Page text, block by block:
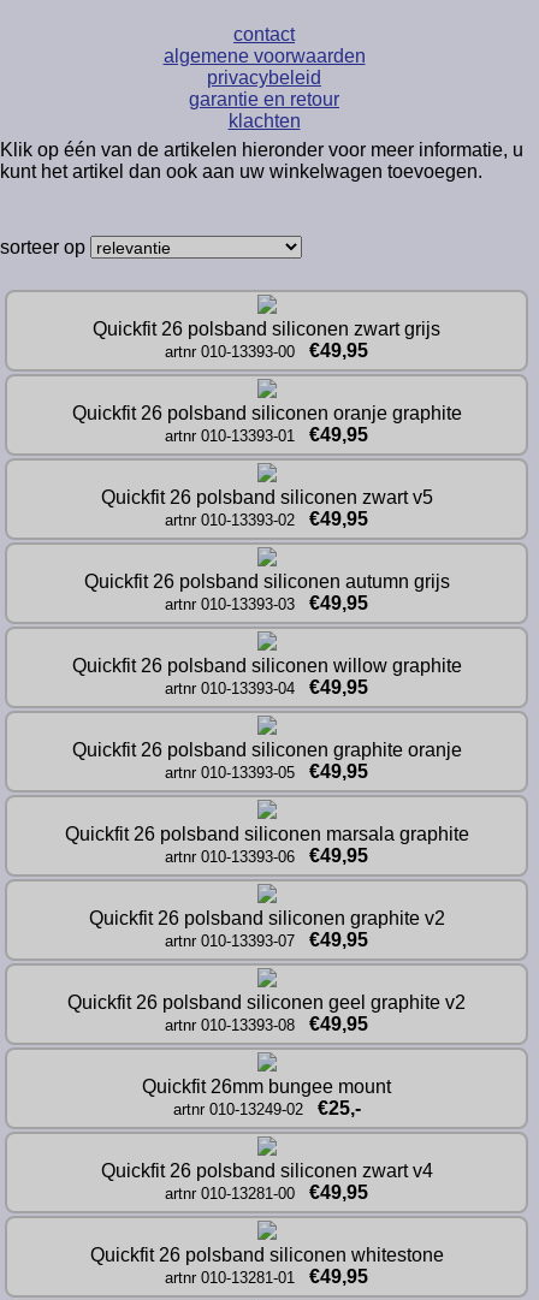
contact
algemene voorwaarden
privacybeleid
garantie en retour
klachten
Klik op één van de artikelen hieronder voor meer informatie, u
kunt het artikel dan ook aan uw winkelwagen toevoegen.
sorteer op
Quickfit 26 polsband siliconen zwart grijs
artnr 010-13393-00 €49,95
Quickfit 26 polsband siliconen oranje graphite
artnr 010-13393-01 €49,95
Quickfit 26 polsband siliconen zwart v5
artnr 010-13393-02 €49,95
Quickfit 26 polsband siliconen autumn grijs
artnr 010-13393-03 €49,95
Quickfit 26 polsband siliconen willow graphite
artnr 010-13393-04 €49,95
Quickfit 26 polsband siliconen graphite oranje
artnr 010-13393-05 €49,95
Quickfit 26 polsband siliconen marsala graphite
artnr 010-13393-06 €49,95
Quickfit 26 polsband siliconen graphite v2
artnr 010-13393-07 €49,95
Quickfit 26 polsband siliconen geel graphite v2
artnr 010-13393-08 €49,95
Quickfit 26mm bungee mount
artnr 010-13249-02 €25,-
Quickfit 26 polsband siliconen zwart v4
artnr 010-13281-00 €49,95
Quickfit 26 polsband siliconen whitestone
artnr 010-13281-01 €49,95